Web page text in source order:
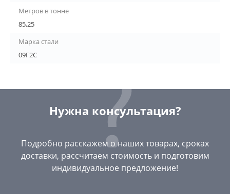
Метров в тонне
85,25
Марка стали
09Г2С
Нужна консультация?
Подробно расскажем о наших товарах, сроках
доставки, рассчитаем стоимость и подготовим
индивидуальное предложение!